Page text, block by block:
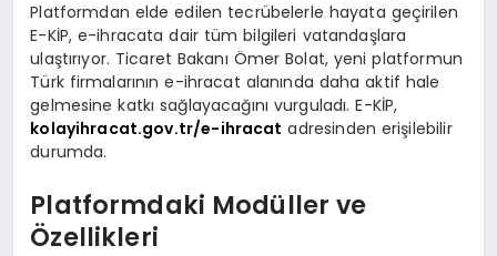
Platformdan elde edilen tecrübelerle hayata geçirilen
E-KİP, e-ihracata dair tüm bilgileri vatandaşlara
ulaştırıyor. Ticaret Bakanı Ömer Bolat, yeni platformun
Türk firmalarının e-ihracat alanında daha aktif hale
gelmesine katkı sağlayacağını vurguladı. E-KİP,
kolayihracat.gov.tr/e-ihracat adresinden erişilebilir
durumda.
Platformdaki Modüller ve
Özellikleri